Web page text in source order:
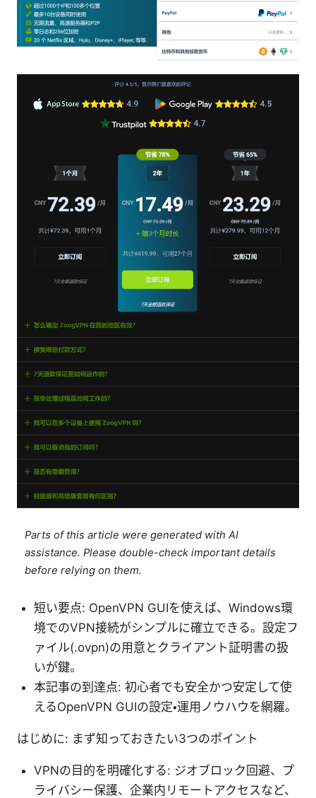
Parts of this article were generated with AI
assistance. Please double-check important details
before relying on them.
短い要点: OpenVPN GUIを使えば、Windows環
境でのVPN接続がシンプルに確立できる。設定フ
ァイル(.ovpn)の用意とクライアント証明書の扱
いが鍵。
本記事の到達点: 初心者でも安全かつ安定して使
えるOpenVPN GUIの設定・運用ノウハウを網羅。
はじめに: まず知っておきたい3つのポイント
VPNの目的を明確化する: ジオブロック回避、プ
ライバシー保護、企業内リモートアクセスなど、